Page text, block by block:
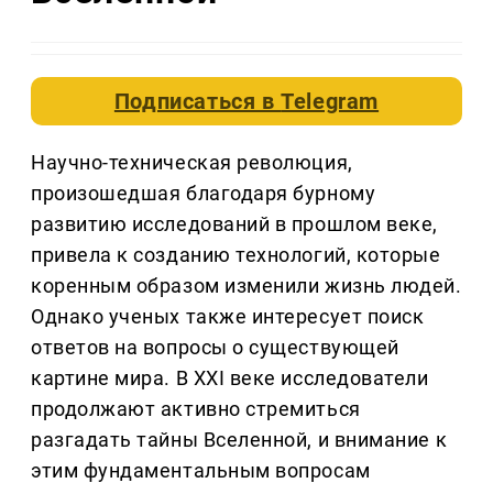
Подписаться вTelegram
Научно-техническая революция,
произошедшая благодаря бурному
развитию исследований в прошлом веке,
привела к созданию технологий, которые
коренным образом изменили жизнь людей.
Однако ученых также интересует поиск
ответов на вопросы о существующей
картине мира. В XXI веке исследователи
продолжают активно стремиться
разгадать тайны Вселенной, и внимание к
этим фундаментальным вопросам